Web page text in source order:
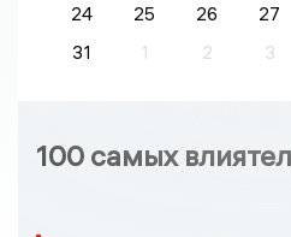
24
25 26 27
31
1 2 3
100 самых